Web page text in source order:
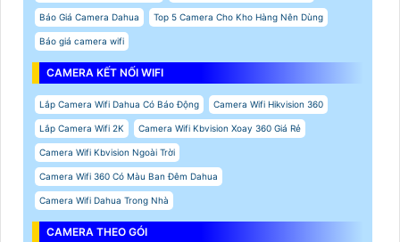
Báo Giá Camera Dahua Top 5 Camera Cho Kho Hàng Nên Dùng
Báo giá camera wifi
CAMERA KẾT NỐI WIFI
Lắp Camera Wifi Dahua Có Báo Động Camera Wifi Hikvision 360
Lắp Camera Wifi 2K Camera Wifi Kbvision Xoay 360 Giá Rẻ
Camera Wifi Kbvision Ngoài Trời
Camera Wifi 360 Có Màu Ban Đêm Dahua
Camera Wifi Dahua Trong Nhà
CAMERA THEO GÓI